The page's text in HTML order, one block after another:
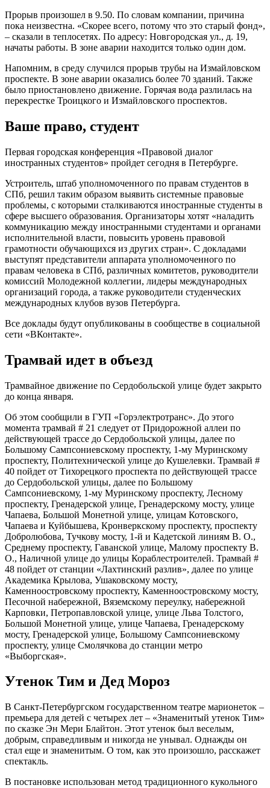
Прорыв произошел в 9.50. По словам компании, причина
пока неизвестна. «Скорее всего, потому что это старый фонд»,
– сказали в теплосетях. По адресу: Новгородская ул., д. 19,
начаты работы. В зоне аварии находится только один дом.
Напомним, в среду случился прорыв трубы на Измайловском
проспекте. В зоне аварии оказались более 70 зданий. Также
было приостановлено движение. Горячая вода разлилась на
перекрестке Троицкого и Измайловского проспектов.
Ваше право, студент
Первая городская конференция «Правовой диалог
иностранных студентов» пройдет сегодня в Петербурге.
Устроитель, штаб уполномоченного по правам студентов в
СПб, решил таким образом выявить системные правовые
проблемы, с которыми сталкиваются иностранные студенты в
сфере высшего образования. Организаторы хотят «наладить
коммуникацию между иностранными студентами и органами
исполнительной власти, повысить уровень правовой
грамотности обучающихся из других стран». С докладами
выступят представители аппарата уполномоченного по
правам человека в СПб, различных комитетов, руководители
комиссий Молодежной коллегии, лидеры международных
организаций города, а также руководители студенческих
международных клубов вузов Петербурга.
Все доклады будут опубликованы в сообществе в социальной
сети «ВКонтакте».
Трамвай идет в объезд
Трамвайное движение по Сердобольской улице будет закрыто
до конца января.
Об этом сообщили в ГУП «Горэлектротранс». До этого
момента трамвай # 21 следует от Придорожной аллеи по
действующей трассе до Сердобольской улицы, далее по
Большому Сампсониевскому проспекту, 1-му Муринскому
проспекту, Политехнической улице до Кушелевки. Трамвай #
40 пойдет от Тихорецкого проспекта по действующей трассе
до Сердобольской улицы, далее по Большому
Сампсониевскому, 1-му Муринскому проспекту, Лесному
проспекту, Гренадерской улице, Гренадерскому мосту, улице
Чапаева, Большой Монетной улице, улицам Котовского,
Чапаева и Куйбышева, Кронверкскому проспекту, проспекту
Добролюбова, Тучкову мосту, 1-й и Кадетской линиям В. О.,
Среднему проспекту, Гаванской улице, Малому проспекту В.
О., Наличной улице до улицы Кораблестроителей. Трамвай #
48 пойдет от станции «Лахтинский разлив», далее по улице
Академика Крылова, Ушаковскому мосту,
Каменноостровскому проспекту, Каменноостровскому мосту,
Песочной набережной, Вяземскому переулку, набережной
Карповки, Петропавловской улице, улице Льва Толстого,
Большой Монетной улице, улице Чапаева, Гренадерскому
мосту, Гренадерской улице, Большому Сампсониевскому
проспекту, улице Смолячкова до станции метро
«Выборгская».
Утенок Тим и Дед Мороз
В Санкт-Петербургском государственном театре марионеток –
премьера для детей с четырех лет – «Знаменитый утенок Тим»
по сказке Эн Мери Блайтон. Этот утенок был веселым,
добрым, справедливым и никогда не унывал. Однажды он
стал еще и знаменитым. О том, как это произошло, расскажет
спектакль.
В постановке использован метод традиционного кукольного